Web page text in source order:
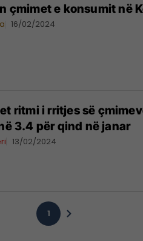
çmimet e konsumit në
16/02/2024
ritmi i rritjes së
3.4 për qind në janar
13/02/2024
1